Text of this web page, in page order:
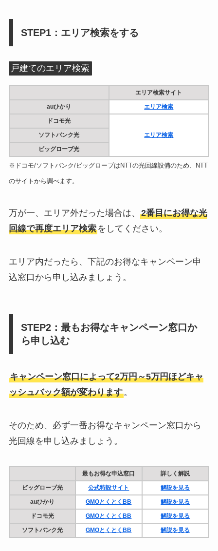
STEP1：エリア検索をする
戸建てのエリア検索
エリア検索サイト
auひかり エリア検索
ドコモ光
エリア検索
ソフトバンク光
ビッグローブ光
※ドコモ/ソフトバンク/ビッグローブはNTTの光回線設備のため、NTT
のサイトから調べます。
万が一、エリア外だった場合は、 2番目にお得な光
回線で再度エリア検索をしてください。
エリア内だったら、下記のお得なキャンペーン申
込窓口から申し込みましょう。
STEP2：最もお得なキャンペーン窓口か
ら申し込む
キャンペーン窓口によって2万円～5万円ほどキャ
ッシュバック額が変わります。
そのため、必ず一番お得なキャンペーン窓口から
光回線を申し込みましょう。
最もお得な申込窓口 詳しく解説
ビッグローブ光 公式特設サイト 解説を見る
auひかり GMOとくとくBB 解説を見る
ドコモ光 GMOとくとくBB 解説を見る
ソフトバンク光 GMOとくとくBB 解説を見る